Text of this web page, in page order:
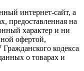
интернет-сайт, а
предоставленная на
характер и ни
офертой,
кодекса
о товарах и